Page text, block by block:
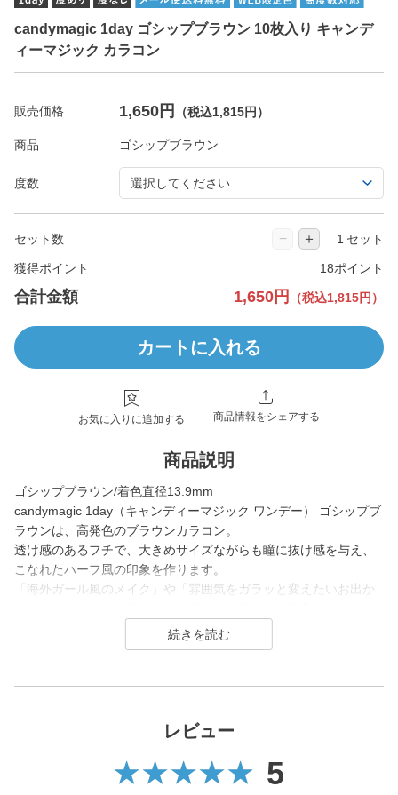
candymagic 1day ゴシップブラウン 10枚入り キャンデ
ィーマジック カラコン
販売価格 1,650円 （税込1,815円）
商品
度数
セット数 − ＋ セット
獲得ポイント 18ポイント
合計金額 1,650円 （税込1,815円）
カートに入れる
お気に入りに追加する 商品情報をシェアする
商品説明
ゴシップブラウン/着色直径13.9mm
candymagic 1day（キャンディーマジック ワンデー） ゴシップブ
ラウンは、高発色のブラウンカラコン。
透け感のあるフチで、大きめサイズながらも瞳に抜け感を与え、
こなれたハーフ風の印象を作ります。
「海外ガール風のメイク」や「雰囲気をガラッと変えたいお出か
方に最適な盛りレンズです。
発売以来、
レンズ直径(DIA)14.5㎜の大きめレンズで瞳を大きく魅せながら、
今っぽく瞳を引き立てる
レビュー
5